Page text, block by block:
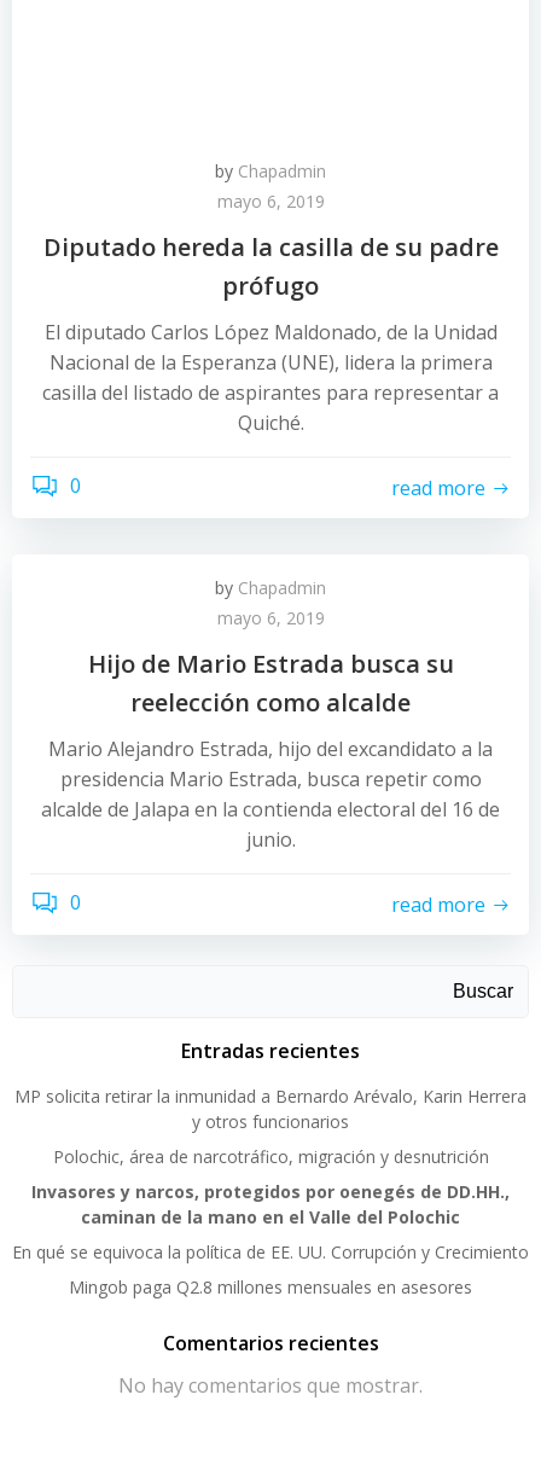
by Chapadmin
mayo 6, 2019
Diputado hereda la casilla de su padre
prófugo
El diputado Carlos López Maldonado, de la Unidad
Nacional de la Esperanza (UNE), lidera la primera
casilla del listado de aspirantes para representar a
Quiché.
0 read more
by Chapadmin
mayo 6, 2019
Hijo de Mario Estrada busca su
reelección como alcalde
Mario Alejandro Estrada, hijo del excandidato a la
presidencia Mario Estrada, busca repetir como
alcalde de Jalapa en la contienda electoral del 16 de
junio.
0 read more
Buscar
Entradas recientes
MP solicita retirar la inmunidad a Bernardo Arévalo, Karin Herrera
y otros funcionarios
Polochic, área de narcotráfico, migración y desnutrición
Invasores y narcos, protegidos por oenegés de DD.HH.,
caminan de la mano en el Valle del Polochic
En qué se equivoca la política de EE. UU. Corrupción y Crecimiento
Mingob paga Q2.8 millones mensuales en asesores
Comentarios recientes
No hay comentarios que mostrar.